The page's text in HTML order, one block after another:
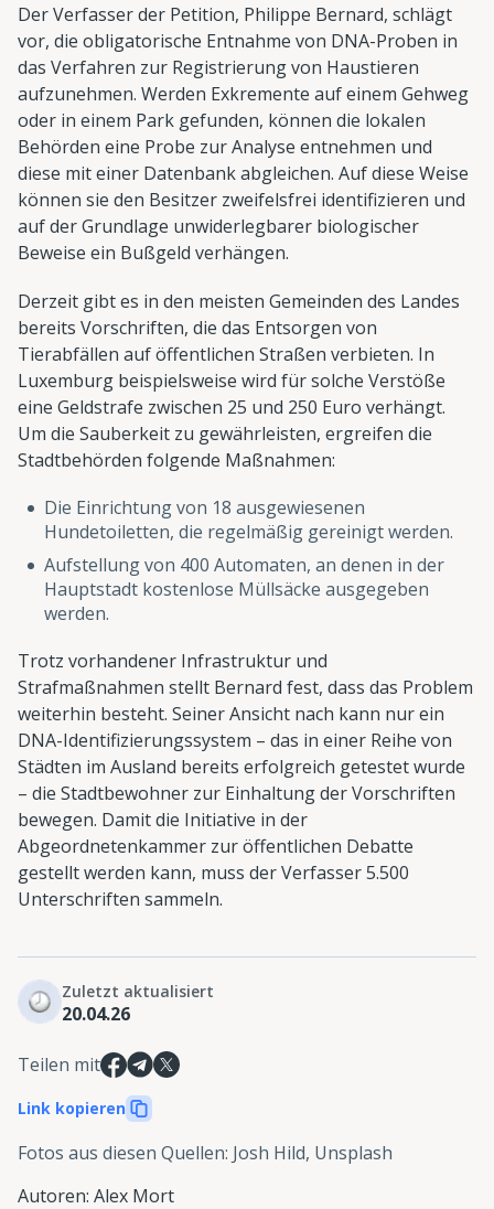
Der Verfasser der Petition, Philippe Bernard, schlägt
vor, die obligatorische Entnahme von DNA-Proben in
das Verfahren zur Registrierung von Haustieren
aufzunehmen. Werden Exkremente auf einem Gehweg
oder in einem Park gefunden, können die lokalen
Behörden eine Probe zur Analyse entnehmen und
diese mit einer Datenbank abgleichen. Auf diese Weise
können sie den Besitzer zweifelsfrei identifizieren und
auf der Grundlage unwiderlegbarer biologischer
Beweise ein Bußgeld verhängen.
Derzeit gibt es in den meisten Gemeinden des Landes
bereits Vorschriften, die das Entsorgen von
Tierabfällen auf öffentlichen Straßen verbieten. In
Luxemburg beispielsweise wird für solche Verstöße
eine Geldstrafe zwischen 25 und 250 Euro verhängt.
Um die Sauberkeit zu gewährleisten, ergreifen die
Stadtbehörden folgende Maßnahmen:
Die Einrichtung von 18 ausgewiesenen
Hundetoiletten, die regelmäßig gereinigt werden.
Aufstellung von 400 Automaten, an denen in der
Hauptstadt kostenlose Müllsäcke ausgegeben
werden.
Trotz vorhandener Infrastruktur und
Strafmaßnahmen stellt Bernard fest, dass das Problem
weiterhin besteht. Seiner Ansicht nach kann nur ein
DNA-Identifizierungssystem – das in einer Reihe von
Städten im Ausland bereits erfolgreich getestet wurde
– die Stadtbewohner zur Einhaltung der Vorschriften
bewegen. Damit die Initiative in der
Abgeordnetenkammer zur öffentlichen Debatte
gestellt werden kann, muss der Verfasser 5.500
Unterschriften sammeln.
Zuletzt aktualisiert
20.04.26
Teilen mit
Link kopieren
Fotos aus diesen Quellen: Josh Hild, Unsplash
Autoren: Alex Mort